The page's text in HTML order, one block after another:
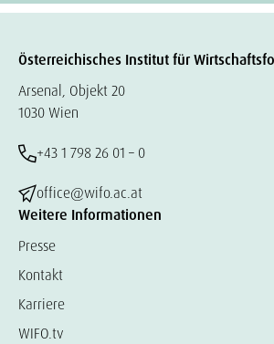
Österreichisches Institut für
Arsenal, Objekt 20
1030 Wien
+43 1 798 26 01 – 0
office@wifo.ac.at
Weitere Informationen
Presse
Kontakt
Karriere
WIFO.tv